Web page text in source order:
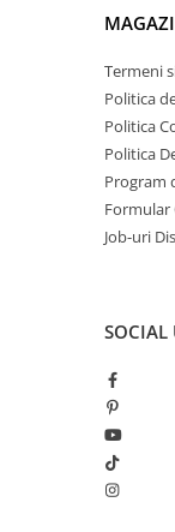
Incarcatoare
Biciclete Electrice
PIESE DE SCHIMB
Termeni
Politica
Politica
Politica
Program
Formular
Job-uri
SOCIAL